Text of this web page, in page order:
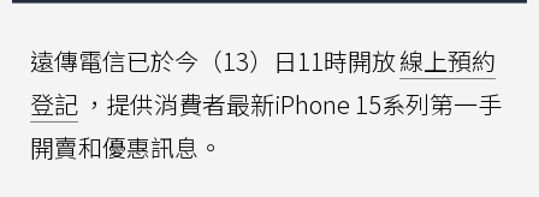
遠傳電信已於今（13）日11時開放線上預約
登記 ，提供消費者最新iPhone 15系列第一手
開賣和優惠訊息。